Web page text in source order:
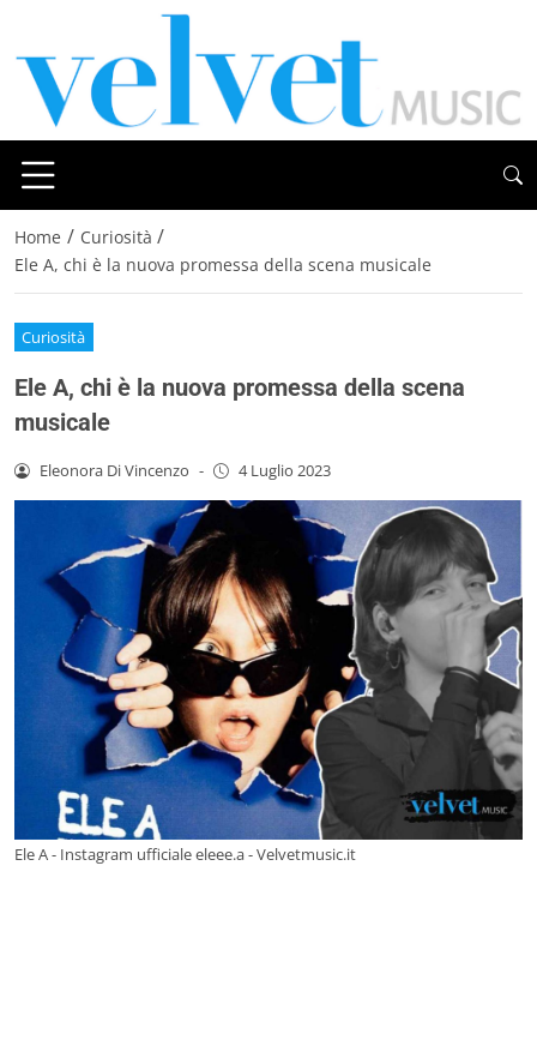
Home / Curiosità /
Ele A, chi è la nuova promessa della scena musicale
Curiosità
Ele A, chi è la nuova promessa della scena
musicale
Eleonora Di Vincenzo - 4 Luglio 2023
Ele A - Instagram ufficiale eleee.a - Velvetmusic.it